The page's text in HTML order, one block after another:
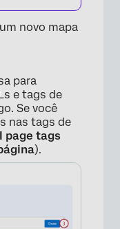
×
novo mapa
para
e tags de
Se você
nas tags de
page tags
).